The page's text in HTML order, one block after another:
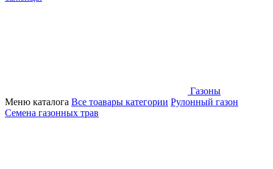
Газоны
Меню каталога Все тоавары категории Рулонный газон
Семена газонных трав